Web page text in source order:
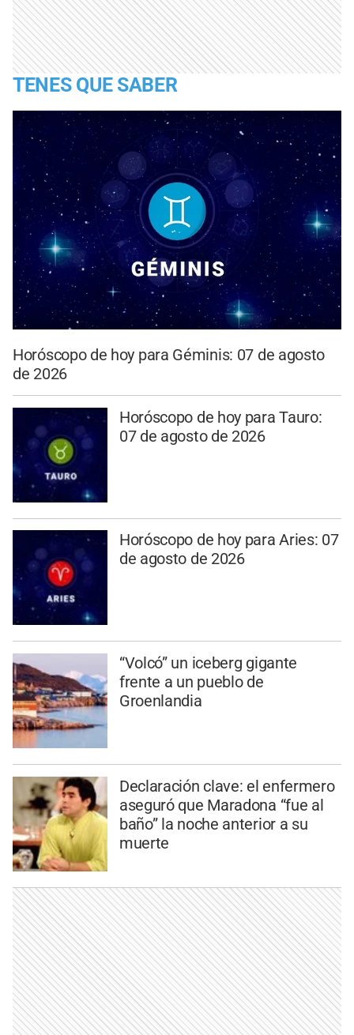
TENES QUE SABER
Horóscopo de hoy para Géminis: 07 de agosto
de 2026
Horóscopo de hoy para Tauro:
07 de agosto de 2026
Horóscopo de hoy para Aries: 07
de agosto de 2026
“Volcó” un iceberg gigante
frente a un pueblo de
Groenlandia
Declaración clave: el enfermero
aseguró que Maradona “fue al
baño” la noche anterior a su
muerte